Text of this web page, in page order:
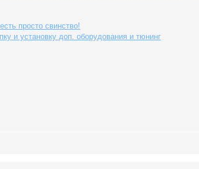
просто свинство!
и установку доп. оборудования и тюнинг